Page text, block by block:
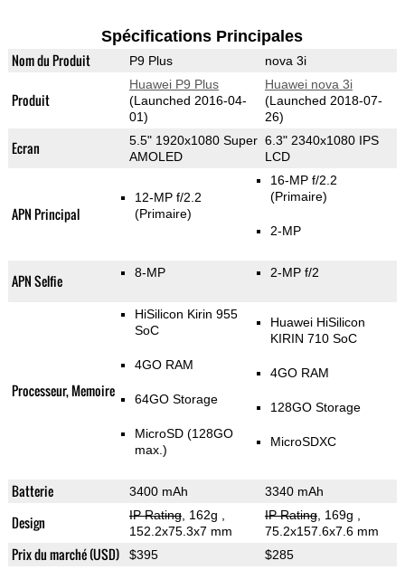
Spécifications Principales
Nom du Produit P9 Plus nova 3i
Produit
Huawei P9 Plus
(Launched 2016-04-
01)
Huawei nova 3i
(Launched 2018-07-
26)
Ecran
5.5" 1920x1080 Super
AMOLED
6.3" 2340x1080 IPS
LCD
APN Principal
12-MP f/2.2
(Primaire)
16-MP f/2.2
(Primaire)
2-MP
APN Selfie 8-MP 2-MP f/2
Processeur, Memoire
HiSilicon Kirin 955
SoC
4GO RAM
64GO Storage
MicroSD (128GO
max.)
Huawei HiSilicon
KIRIN 710 SoC
4GO RAM
128GO Storage
MicroSDXC
Batterie 3400 mAh 3340 mAh
Design IP Rating, 162g
152.2x75.3x7 mm
IP Rating, 169g
75.2x157.6x7.6 mm
Prix du marché (USD) $395 $285